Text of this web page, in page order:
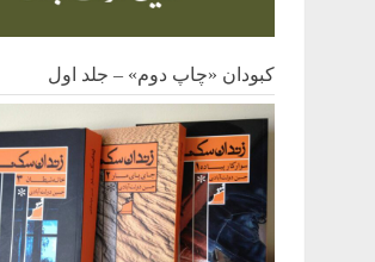
کبودان «چاپ دوم» – جلد اول